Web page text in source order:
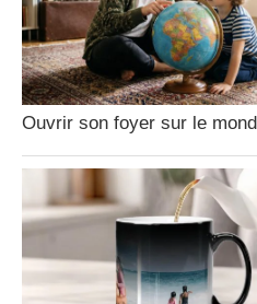
Ouvrir son foyer sur le